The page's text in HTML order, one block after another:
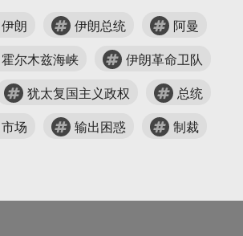
伊朗 伊朗总统 阿曼
霍尔木兹海峡 伊朗革命卫队
犹太复国主义政权 总统
市场 输出困惑 制裁